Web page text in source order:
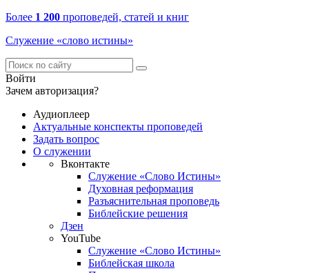
Более 1 200 проповедей, статей и книг
Служение «слово истины»
Войти
Зачем авторизация?
Аудиоплеер
Актуальные конспекты проповедей
Задать вопрос
О служении
Вконтакте
Служение «Слово Истины»
Духовная реформация
Разъяснительная проповедь
Библейские решения
Дзен
YouTube
Служение «Слово Истины»
Библейская школа